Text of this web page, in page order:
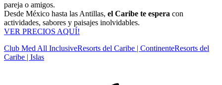
pareja o amigos.
Desde México hasta las Antillas, el Caribe te espera con
actividades, sabores y paisajes inolvidables.
VER PRECIOS AQUÍ!
Club Med All InclusiveResorts del Caribe | ContinenteResorts del
Caribe | Islas